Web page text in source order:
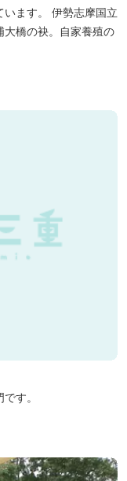
ます。 伊勢志摩国立
橋の袂。自家養殖の
す。